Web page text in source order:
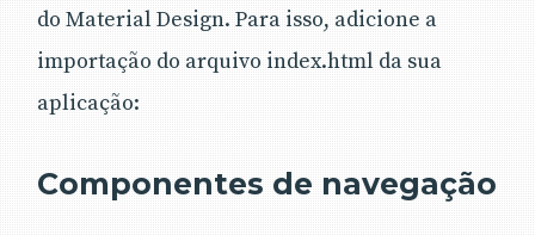
do Material Design. Para isso, adicione a
importação do arquivo index.html da sua
aplicação:
Componentes de navegação